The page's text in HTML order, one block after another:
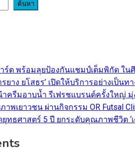
ค้นหา
ต พร้อมลุยป้องกันแชมป์เต็มพิกัด ใน
ยาง ยโสธร’ เปิดให้บริการอย่างเป็น
ครีมอาบน้ำ รีเฟรชแบรนด์ครั้งใหญ่ มุ่
าพเยาวชน ผ่านกิจกรรม OR Futsal
ทธศาสตร์ 5 ปี ยกระดับคุณภาพชีวิต